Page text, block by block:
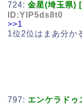
724: 金星(埼玉県)
ID:YIP5ds8t0
>>1
1位2位はまあ分か
797: エンケラド